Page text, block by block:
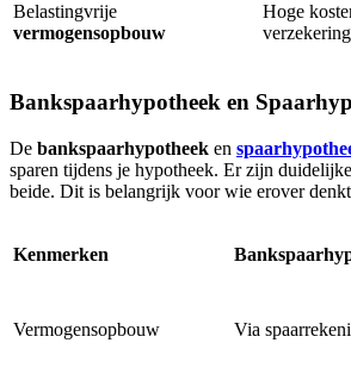
Belastingvrije
vermogensopbouw
Hoge
verzekering
Bankspaarhypotheek en
De bankspaarhypotheek en
sparen tijdens je hypotheek. Er zijn
beide. Dit is belangrijk voor wie erover
Kenmerken
Vermogensopbouw Via